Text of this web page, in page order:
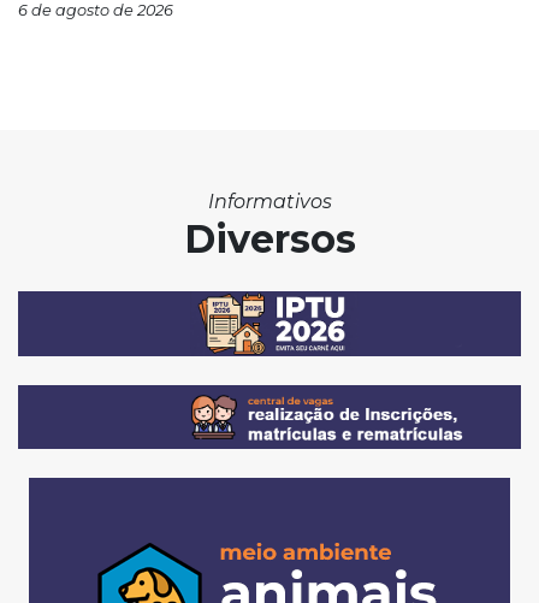
6 de agosto de 2026
Informativos
Diversos